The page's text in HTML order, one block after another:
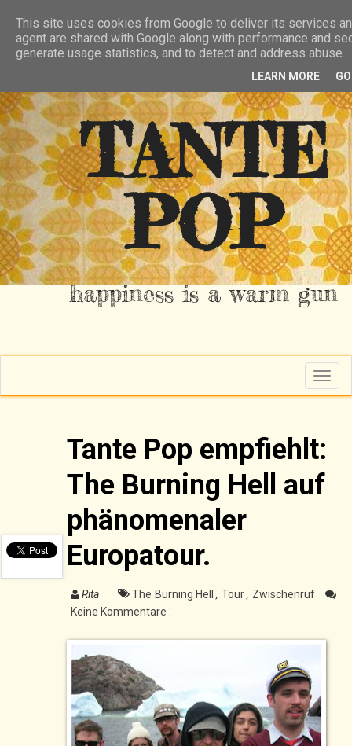
RSS FEED
TANTE
POP
happiness is a warm gun
T
o
g
a
v
g
Tante Pop empfiehlt:
The Burning Hell auf
phänomenaler
Europatour.
Rita The Burning Hell, Tour, Zwischenruf
Keine Kommentare :
This site uses cookies from Google to deliver its services
agent are shared with Google along with performance and
generate usage statistics, and to detect and address abuse.
LEARN MORE